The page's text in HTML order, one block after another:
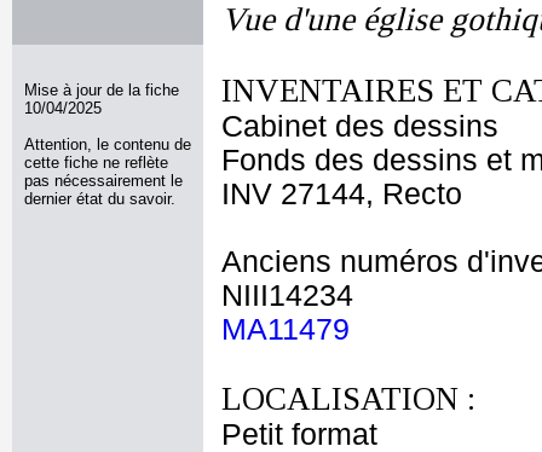
Mise à jour de la fiche
10/04/2025
Attention, le contenu de
cette fiche ne reflète
pas nécessairement le
dernier état du savoir.
Vue d'une église
INVENTAIRES ET
Cabinet des dessins
Fonds des dessins et
INV 27144, Recto
Anciens numéros
NIII14234
MA11479
LOCALISATION :
Petit format